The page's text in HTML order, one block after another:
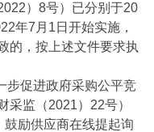
）8号）已分别于20
年7月1日开始实施，
的，按上述文件要求执
步促进政府采购公平竞
采监（2021）22号）
鼓励供应商在线提起询